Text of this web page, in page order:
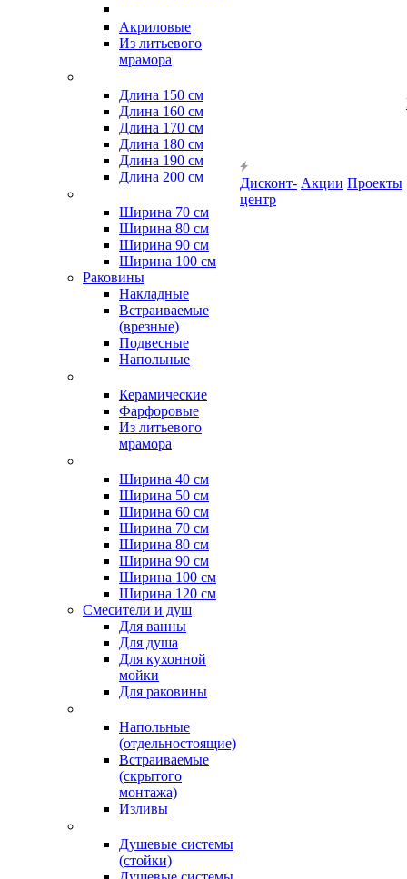
Акриловые
Из литьевого
мрамора
Длина 150 см
Длина 160 см
Длина 170 см
Длина 180 см
Длина 190 см
Длина 200 см
Ширина 70 см
Ширина 80 см
Ширина 90 см
Ширина 100 см
Раковины
Накладные
Встраиваемые
(врезные)
Подвесные
Напольные
Керамические
Фарфоровые
Из литьевого
мрамора
Ширина 40 см
Ширина 50 см
Ширина 60 см
Ширина 70 см
Ширина 80 см
Ширина 90 см
Ширина 100 см
Ширина 120 см
Смесители и душ
Для ванны
Для душа
Для кухонной
мойки
Для раковины
Напольные
(отдельностоящие)
Встраиваемые
(скрытого
монтажа)
Изливы
Душевые системы
(стойки)
Дисконт-
центр
Акции Проекты